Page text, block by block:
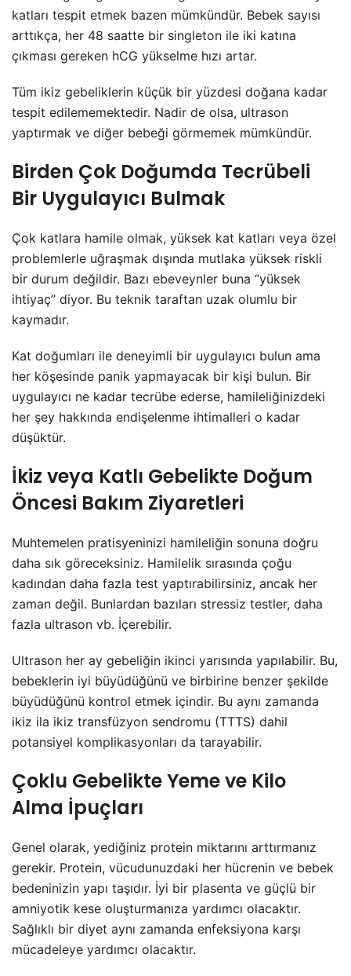
katları tespit etmek bazen mümkündür. Bebek sayısı
arttıkça, her 48 saatte bir singleton ile iki katına
çıkması gereken hCG yükselme hızı artar.
Tüm ikiz gebeliklerin küçük bir yüzdesi doğana kadar
tespit edilememektedir. Nadir de olsa, ultrason
yaptırmak ve diğer bebeği görmemek mümkündür.
Birden Çok Doğumda Tecrübeli
Bir Uygulayıcı Bulmak
Çok katlara hamile olmak, yüksek kat katları veya özel
problemlerle uğraşmak dışında mutlaka yüksek riskli
bir durum değildir. Bazı ebeveynler buna “yüksek
ihtiyaç” diyor. Bu teknik taraftan uzak olumlu bir
kaymadır.
Kat doğumları ile deneyimli bir uygulayıcı bulun ama
her köşesinde panik yapmayacak bir kişi bulun. Bir
uygulayıcı ne kadar tecrübe ederse, hamileliğinizdeki
her şey hakkında endişelenme ihtimalleri o kadar
düşüktür.
İkiz veya Katlı Gebelikte Doğum
Öncesi Bakım Ziyaretleri
Muhtemelen pratisyeninizi hamileliğin sonuna doğru
daha sık göreceksiniz. Hamilelik sırasında çoğu
kadından daha fazla test yaptırabilirsiniz, ancak her
zaman değil. Bunlardan bazıları stressiz testler, daha
fazla ultrason vb. İçerebilir.
Ultrason her ay gebeliğin ikinci yarısında yapılabilir. Bu,
bebeklerin iyi büyüdüğünü ve birbirine benzer şekilde
büyüdüğünü kontrol etmek içindir. Bu aynı zamanda
ikiz ila ikiz transfüzyon sendromu (TTTS) dahil
potansiyel komplikasyonları da tarayabilir.
Çoklu Gebelikte Yeme ve Kilo
Alma İpuçları
Genel olarak, yediğiniz protein miktarını arttırmanız
gerekir. Protein, vücudunuzdaki her hücrenin ve bebek
bedeninizin yapı taşıdır. İyi bir plasenta ve güçlü bir
amniyotik kese oluşturmanıza yardımcı olacaktır.
Sağlıklı bir diyet aynı zamanda enfeksiyona karşı
mücadeleye yardımcı olacaktır.